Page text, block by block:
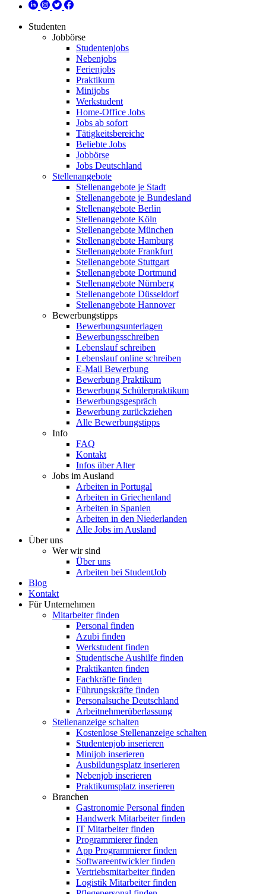
Studenten
Jobbörse
Studentenjobs
Nebenjobs
Ferienjobs
Praktikum
Minijobs
Werkstudent
Home-Office Jobs
Jobs ab sofort
Tätigkeitsbereiche
Beliebte Jobs
Jobbörse
Jobs Deutschland
Stellenangebote
Stellenangebote je Stadt
Stellenangebote je Bundesland
Stellenangebote Berlin
Stellenangebote Köln
Stellenangebote München
Stellenangebote Hamburg
Stellenangebote Frankfurt
Stellenangebote Stuttgart
Stellenangebote Dortmund
Stellenangebote Nürnberg
Stellenangebote Düsseldorf
Stellenangebote Hannover
Bewerbungstipps
Bewerbungsunterlagen
Bewerbungsschreiben
Lebenslauf schreiben
Lebenslauf online schreiben
E-Mail Bewerbung
Bewerbung Praktikum
Bewerbung Schülerpraktikum
Bewerbungsgespräch
Bewerbung zurückziehen
Alle Bewerbungstipps
Info
FAQ
Kontakt
Infos über Alter
Jobs im Ausland
Arbeiten in Portugal
Arbeiten in Griechenland
Arbeiten in Spanien
Arbeiten in den Niederlanden
Alle Jobs im Ausland
Über uns
Wer wir sind
Über uns
Arbeiten bei StudentJob
Blog
Kontakt
Für Unternehmen
Mitarbeiter finden
Personal finden
Azubi finden
Werkstudent finden
Studentische Aushilfe finden
Praktikanten finden
Fachkräfte finden
Führungskräfte finden
Personalsuche Deutschland
Arbeitnehmerüberlassung
Stellenanzeige schalten
Kostenlose Stellenanzeige schalten
Studentenjob inserieren
Minijob inserieren
Ausbildungsplatz inserieren
Nebenjob inserieren
Praktikumsplatz inserieren
Branchen
Gastronomie Personal finden
Handwerk Mitarbeiter finden
IT Mitarbeiter finden
Programmierer finden
App Programmierer finden
Softwareentwickler finden
Vertriebsmitarbeiter finden
Logistik Mitarbeiter finden